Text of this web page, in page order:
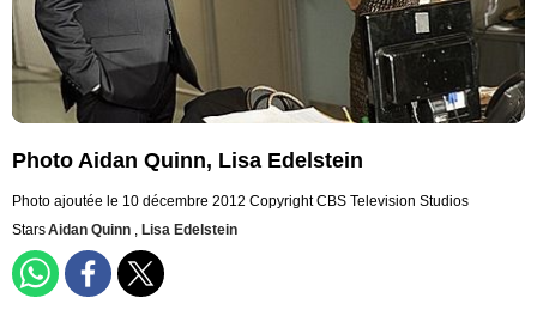
Photo Aidan Quinn, Lisa Edelstein
Photo ajoutée le 10 décembre 2012 Copyright CBS Television Studios
StarsAidan Quinn , Lisa Edelstein